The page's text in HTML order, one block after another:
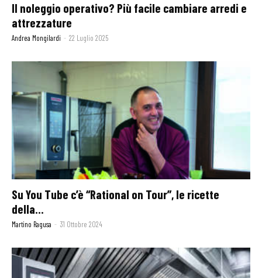
Il noleggio operativo? Più facile cambiare arredi e
attrezzature
Andrea Mongilardi - 22 Luglio 2025
Su You Tube c’è “Rational on Tour”, le ricette
della...
Martino Ragusa - 31 Ottobre 2024